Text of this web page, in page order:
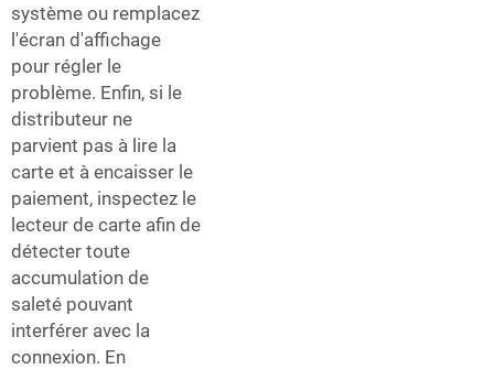
système ou remplacez
l'écran d'affichage
pour régler le
problème. Enfin, si le
distributeur ne
parvient pas à lire la
carte et à encaisser le
paiement, inspectez le
lecteur de carte afin de
détecter toute
accumulation de
saleté pouvant
interférer avec la
connexion. En